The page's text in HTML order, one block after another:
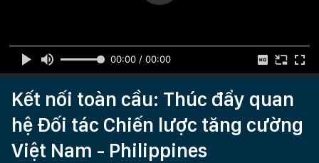
00:00 / 00:00
Kết nối toàn cầu: Thúc đẩy quan
hệ Đối tác Chiến lược tăng cường
Việt Nam - Philippines